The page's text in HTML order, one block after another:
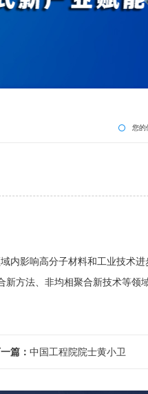
您的
内影响高分子材料和工业技术
方法、非均相聚合新技术等领
篇： 中国工程院院士黄小卫